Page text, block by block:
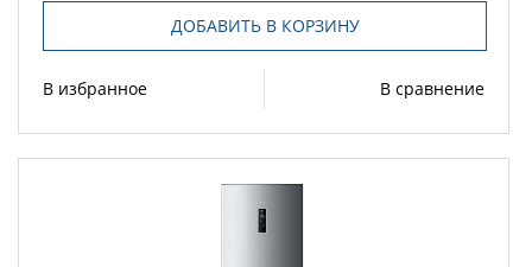
ДОБАВИТЬ В КОРЗИНУ
В избранное В сравнение